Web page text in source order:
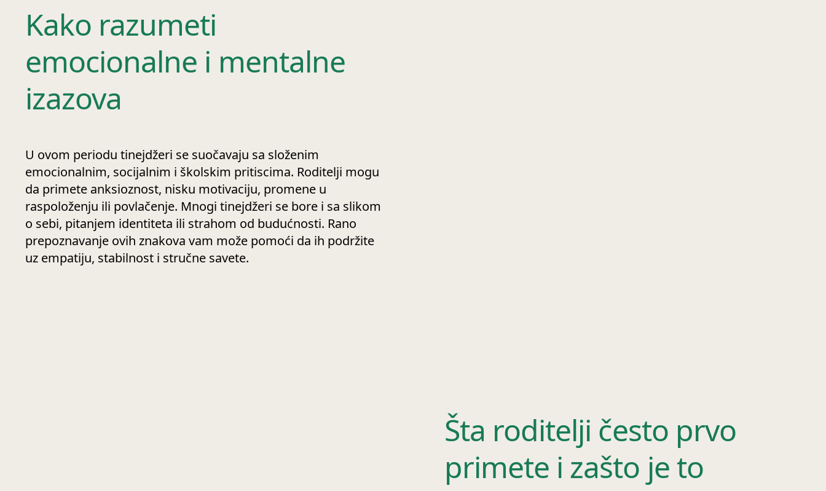
Kako razumeti
emocionalne i mentalne
izazova
U ovom periodu tinejdžeri se suočavaju sa složenim
emocionalnim, socijalnim i školskim pritiscima. Roditelji mogu
da primete anksioznost, nisku motivaciju, promene u
raspoloženju ili povlačenje. Mnogi tinejdžeri se bore i sa slikom
o sebi, pitanjem identiteta ili strahom od budućnosti. Rano
prepoznavanje ovih znakova vam može pomoći da ih podržite
uz empatiju, stabilnost i stručne savete.
Šta roditelji često prvo
primete i zašto je to